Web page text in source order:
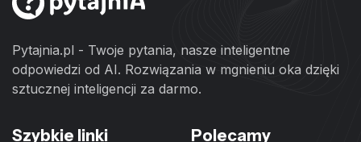
Pytajnia.pl - Twoje pytania, nasze inteligentne
odpowiedzi od AI. Rozwiązania w mgnieniu oka dzięki
sztucznej inteligencji za darmo.
Szybkie linki Polecamy